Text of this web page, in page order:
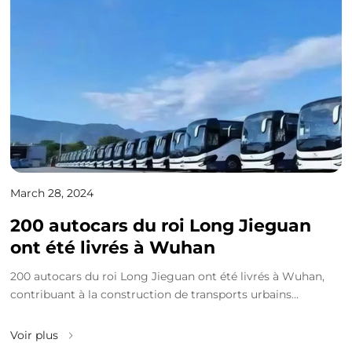
March 28, 2024
200 autocars du roi Long Jieguan
ont été livrés à Wuhan
200 autocars du roi Long Jieguan ont été livrés à Wuhan,
contribuant à la construction de transports urbains
Voir plus